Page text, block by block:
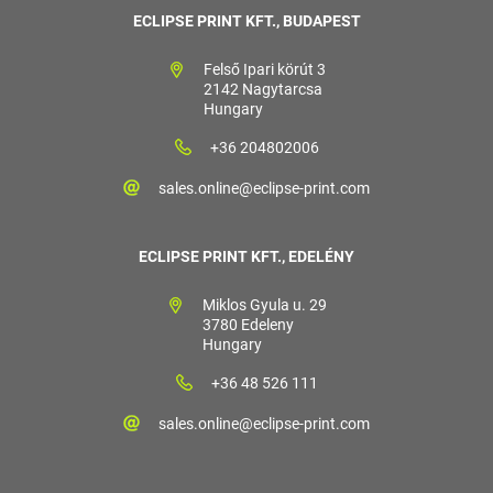
ECLIPSE PRINT KFT., BUDAPEST
Felső Ipari körút 3
2142 Nagytarcsa
Hungary
+36 204802006
sales.online@eclipse-print.com
ECLIPSE PRINT KFT., EDELÉNY
Miklos Gyula u. 29
3780 Edeleny
Hungary
+36 48 526 111
sales.online@eclipse-print.com